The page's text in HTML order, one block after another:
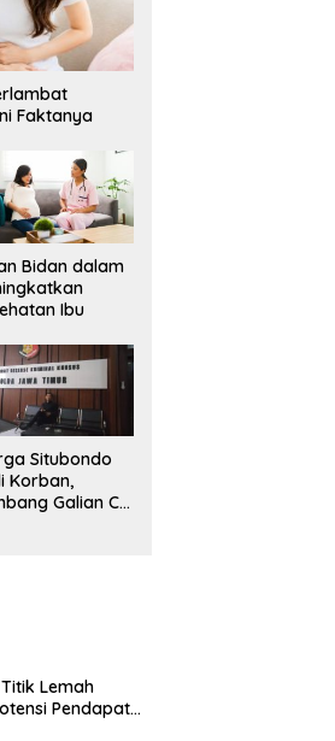
Faktanya
Bidan dalam
Ibu
Situbondo
Korban,
Galian C
Lemah
Pendapatan